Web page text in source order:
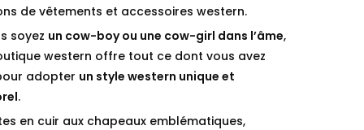
de vêtements et accessoires western.
soyez un cow-boy ou une cow-girl dans l’âme,
western offre tout ce dont vous avez
adopter un style western unique et
.
en cuir aux chapeaux emblématiques,